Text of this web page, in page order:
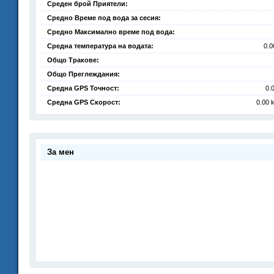
Среден брой Приятели:
Средно Време под вода за сесия:
Средно Максимално време под вода:
Средна температура на водата:
Общо Тракове:
Общо Преглеждания:
Средна GPS Точност:
Средна GPS Скорост:
0.00
За мен